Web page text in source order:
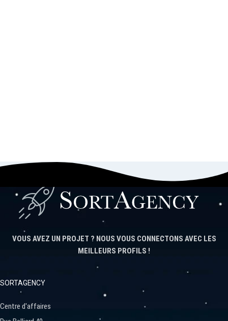
VOUS AVEZ UN PROJET ? NOUS VOUS CONNECTONS AVEC LES
MEILLEURS PROFILS !
SORTAGENCY
Centre d'affaires